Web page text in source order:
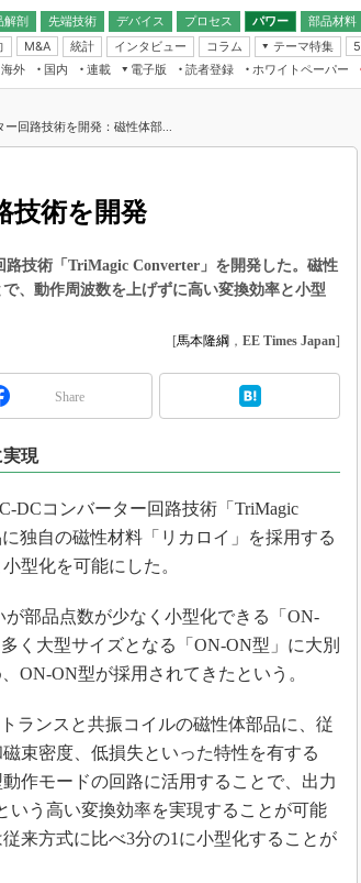
解剖
先端技術
デバイス
プロセス パワー 部品材料
無線
M&A 統計 インタビュー コラム
テーマ特集
フィジカルAI
読者調査（EE Times Research）
IoT
エレクトロニクス入門（EDN
IoT・エ
EXPO
人とくる
海外 国内
連載
社会人大
次の10年
トレンド
けた社内
」
ニア」の
電子版
読者登録 ホワイトペーパー
回路技術を開発：磁性体部...
技術を開発
技術「TriMagic Converter」を開発した。磁性
、動作周波数を上げずに高い変換効率と小型
[馬本隆綱 ， EE Times Japan]
Share
現
DCコンバーター回路技術「TriMagic
独自の磁性材料「リカロイ」を採用する
型化を可能にした。
部品点数が少なく小型化できる「ON-
く大型サイズとなる「ON-ON型」に大別
ON-ON型が採用されてきたという。
ランスと共振コイルの磁性体部品に、従
束密度、低損失といった特性を有する
作モードの回路に活用することで、出力
いう高い変換効率を実現することが可能
来方式に比べ3分の1に小型化することが